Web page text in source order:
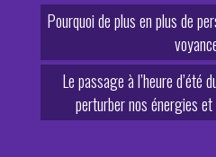
Pourquoi de plus en plus de
Le passage à l’heure
perturber nos énergies